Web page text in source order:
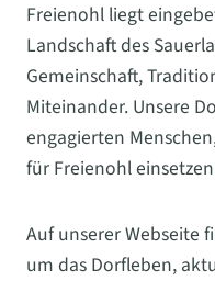
Freienohl liegt
Landschaft des
Gemeinschaft,
Miteinander. Unsere
engagierten
für Freienohl
Auf unserer Webseite
um das Dorfleben,